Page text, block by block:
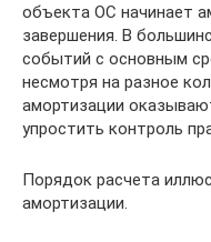
объекта ОС начинает
завершения. В
событий с основным
несмотря на разное
амортизации
упростить контроль
Порядок расчета
амортизации.